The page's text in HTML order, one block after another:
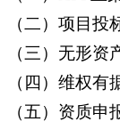
（二）项目
（三）无形资
（四）维权有
（五）资质